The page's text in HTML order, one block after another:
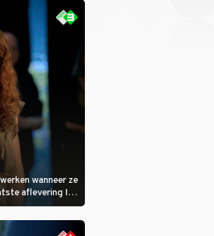
wanneer ze
aflevering Ik
plan is op te
operatie